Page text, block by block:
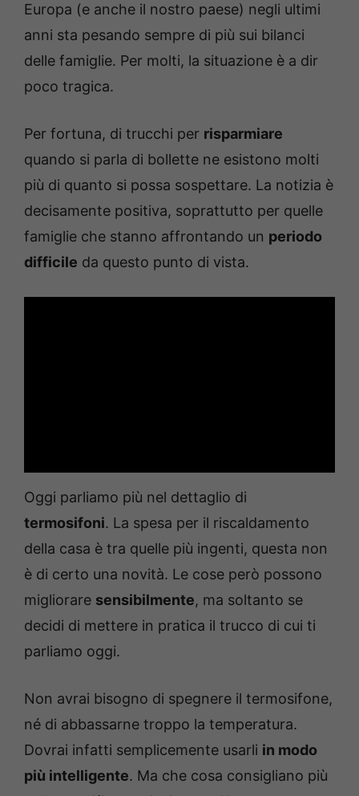
Europa (e anche il nostro paese) negli ultimi
anni sta pesando sempre di più sui bilanci
delle famiglie. Per molti, la situazione è a dir
poco tragica.
Per fortuna, di trucchi per risparmiare
quando si parla di bollette ne esistono molti
più di quanto si possa sospettare. La notizia è
decisamente positiva, soprattutto per quelle
famiglie che stanno affrontando un periodo
difficile da questo punto di vista.
Oggi parliamo più nel dettaglio di
termosifoni. La spesa per il riscaldamento
della casa è tra quelle più ingenti, questa non
è di certo una novità. Le cose però possono
migliorare sensibilmente, ma soltanto se
decidi di mettere in pratica il trucco di cui ti
parliamo oggi.
Non avrai bisogno di spegnere il termosifone,
né di abbassarne troppo la temperatura.
Dovrai infatti semplicemente usarli in modo
più intelligente. Ma che cosa consigliano più